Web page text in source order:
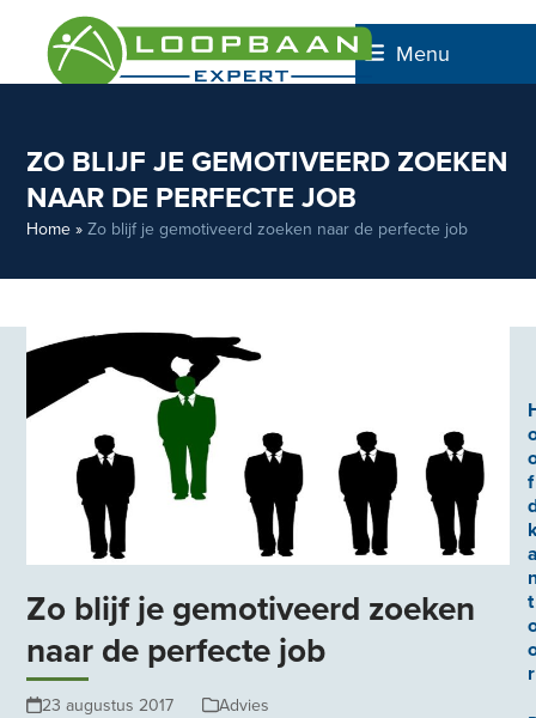
content
Menu
ZO BLIJF JE GEMOTIVEERD ZOEKEN
NAAR DE PERFECTE JOB
Home »Zo blijf je gemotiveerd zoeken naar de perfecte job
Zo blijf je gemotiveerd zoeken
naar de perfecte job
23 augustus 2017 Advies
f
t
r